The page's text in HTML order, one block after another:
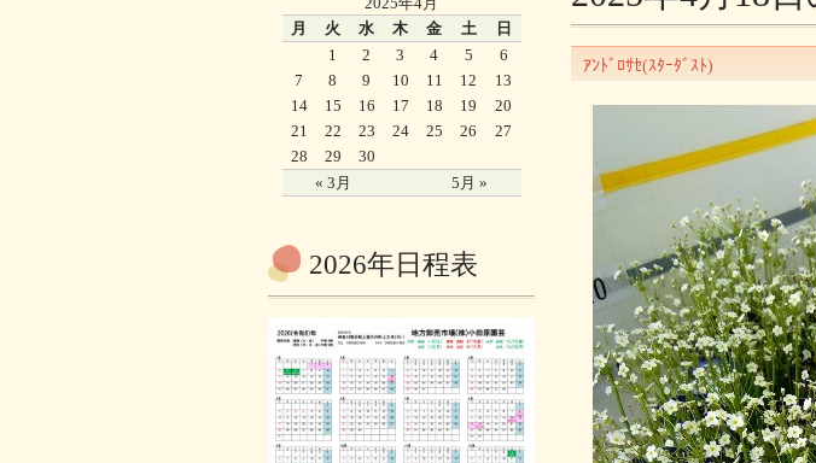
ｱﾝﾄﾞﾛｻｾ(ｽﾀｰﾀﾞｽﾄ)
月
火 水 木 金 土 日
« 3月 5月 »
1 2 3 4 5
6
7
8 9 10 11 12
13
14
15 16 17 18 19
20
21
22 23 24 25 26
27
28
29 30
2026年日程表